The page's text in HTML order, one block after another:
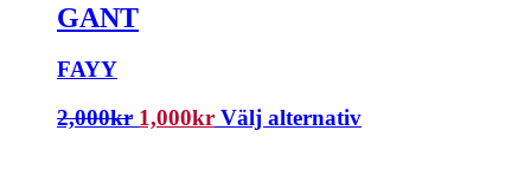
GANT
FAYY
2,000kr 1,000kr Välj alternativ